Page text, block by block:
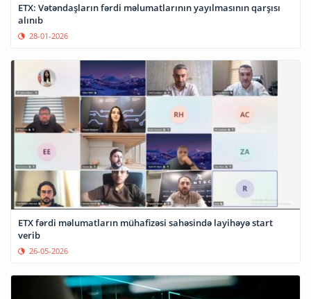
ETX: Vətəndaşların fərdi məlumatlarının yayılmasının qarşısı
alınıb
28-01-2026
ETX fərdi məlumatların mühafizəsi sahəsində layihəyə start
verib
26-05-2026